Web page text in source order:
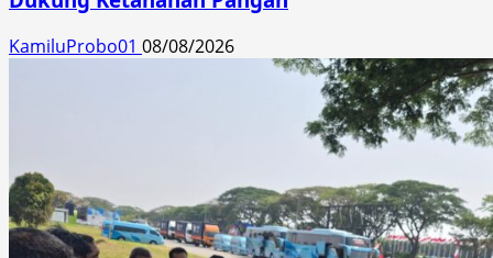
KamiluProbo01 08/08/2026